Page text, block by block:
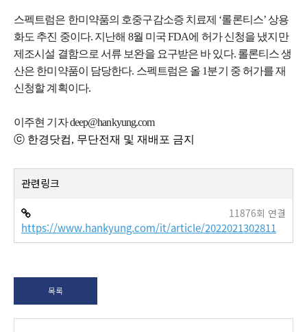
스펙트럼은 한미약품의 호중구감소증 치료제 ‘롤론티스’ 상용
화도 추진 중이다. 지난해 8월 미국 FDA에 허가 신청을 냈지만
제조시설 결함으로 서류 보완을 요구받은 바 있다. 롤론티스 생
산은 한미약품이 담당한다. 스펙트럼은 올 1분기 중 허가를 재
신청할 계획이다.
이주현 기자 deep@hankyung.com
ⓒ 한경닷컴, 무단전재 및 재배포 금지
관련링크
https://www.hankyung.com/it/article/2022021302811
11876회 연결
목록